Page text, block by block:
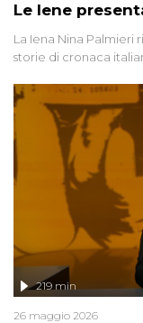
Le Iene
La Iena Nina
storie di cronaca
219 min
26 maggio 2026